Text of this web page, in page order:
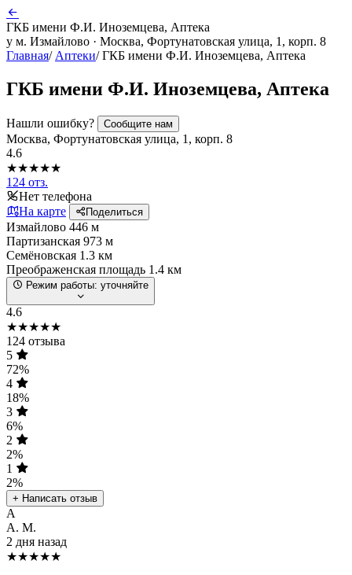
ГКБ имени Ф.И. Иноземцева, Аптека
у м. Измайлово · Москва, Фортунатовская улица, 1, корп. 8
Главная/ Аптеки/ ГКБ имени Ф.И. Иноземцева, Аптека
ГКБ имени Ф.И. Иноземцева, Аптека
Нашли ошибку? Сообщите нам
Москва, Фортунатовская улица, 1, корп. 8
4.6
★★★★★
124 отз.
Нет телефона
На карте
Поделиться
Измайлово 446 м
Партизанская 973 м
Семёновская 1.3 км
Преображенская площадь 1.4 км
Режим работы: уточняйте
4.6
★★★★★
124 отзыва
5
72%
4
18%
3
6%
2
2%
1
2%
+ Написать отзыв
А
А. М.
2 дня назад
★★★★★